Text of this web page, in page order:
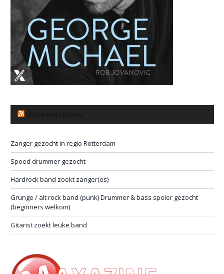
Zanger gezocht in regio Rotterdam
Spoed drummer gezocht
Hardrock band zoekt zanger(es)
Grunge / alt rock band (punk) Drummer & bass speler gezocht
(beginners welkom)
Gitarist zoekt leuke band